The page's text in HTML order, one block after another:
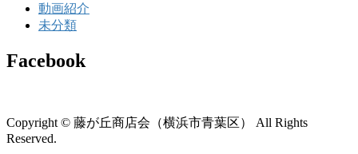
動画紹介
未分類
Facebook
Copyright © 藤が丘商店会（横浜市青葉区） All Rights
Reserved.